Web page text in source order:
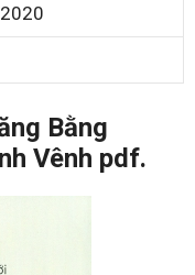
Bằng
Vênh pdf.